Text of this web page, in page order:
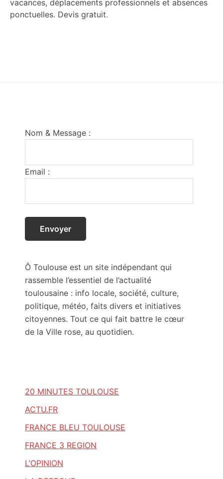
vacances, déplacements professionnels et absences
ponctuelles. Devis gratuit.
Nom & Message :
Email :
Ô Toulouse est un site indépendant qui
rassemble l’essentiel de l’actualité
toulousaine : info locale, société, culture,
politique, météo, faits divers et initiatives
citoyennes. Tout ce qui fait battre le cœur
de la Ville rose, au quotidien.
20 MINUTES TOULOUSE
ACTU.FR
FRANCE BLEU TOULOUSE
FRANCE 3 REGION
L’OPINION